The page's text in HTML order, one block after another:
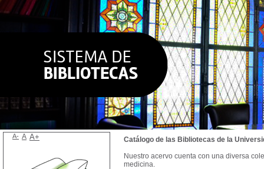
Catálogo de las Bibliotecas de la
Nuestro acervo cuenta con una diversa
medicina.
A- A A+